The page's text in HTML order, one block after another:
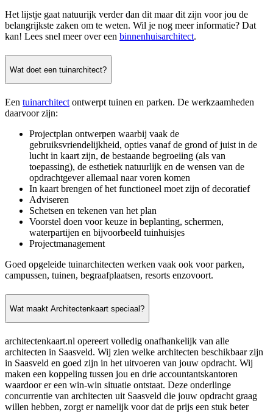
Het lijstje gaat natuurijk verder dan dit maar dit zijn voor jou de
belangrijkste zaken om te weten. Wil je nog meer informatie? Dat
kan! Lees snel meer over een binnenhuisarchitect.
Wat doet een tuinarchitect?
Een tuinarchitect ontwerpt tuinen en parken. De werkzaamheden
daarvoor zijn:
Projectplan ontwerpen waarbij vaak de
gebruiksvriendelijkheid, opties vanaf de grond of juist in de
lucht in kaart zijn, de bestaande begroeiing (als van
toepassing), de esthetiek natuurlijk en de wensen van de
opdrachtgever allemaal naar voren komen
In kaart brengen of het functioneel moet zijn of decoratief
Adviseren
Schetsen en tekenen van het plan
Voorstel doen voor keuze in beplanting, schermen,
waterpartijen en bijvoorbeeld tuinhuisjes
Projectmanagement
Goed opgeleide tuinarchitecten werken vaak ook voor parken,
campussen, tuinen, begraafplaatsen, resorts enzovoort.
Wat maakt Architectenkaart speciaal?
architectenkaart.nl opereert volledig onafhankelijk van alle
architecten in Saasveld. Wij zien welke architecten beschikbaar zijn
in Saasveld en goed zijn in het uitvoeren van jouw opdracht. Wij
maken een koppeling tussen jou en drie accountantskantoren
waardoor er een win-win situatie ontstaat. Deze onderlinge
concurrentie van architecten uit Saasveld die jouw opdracht graag
willen hebben, zorgt er namelijk voor dat de prijs een stuk beter